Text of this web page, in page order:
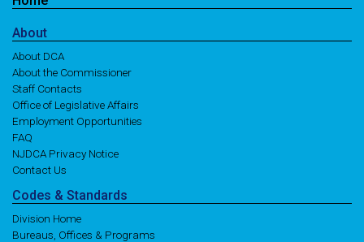
About
About DCA
About the Commissioner
Staff Contacts
Office of Legislative Affairs
Employment Opportunities
FAQ
NJDCA Privacy Notice
Contact Us
Codes & Standards
Division Home
Bureaus, Offices & Programs